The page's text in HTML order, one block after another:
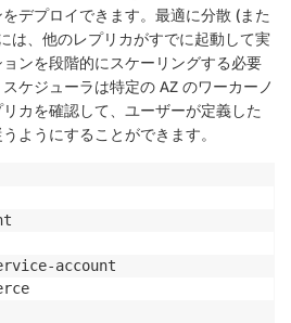
デプロイできます。最適に分散 (また
は、他のレプリカがすでに起動して実
ンを段階的にスケーリングする必要
ケジューラは特定の AZ のワーカーノ
カを確認して、ユーザーが定義した
ようにすることができます。
account